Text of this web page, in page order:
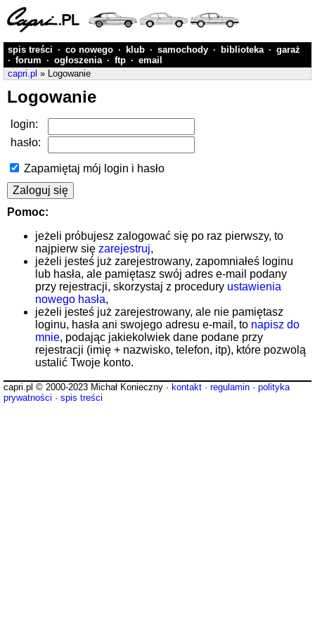
spis treści · co nowego · klub · samochody · biblioteka · garaż
· forum · ogłoszenia · ftp · email
capri.pl » Logowanie
Logowanie
login:
hasło:
Zapamiętaj mój login i hasło
Pomoc:
jeżeli próbujesz zalogować się po raz pierwszy, to
najpierw się zarejestruj,
jeżeli jesteś już zarejestrowany, zapomniałeś loginu
lub hasła, ale pamiętasz swój adres e-mail podany
przy rejestracji, skorzystaj z procedury ustawienia
nowego hasła,
jeżeli jesteś już zarejestrowany, ale nie pamiętasz
loginu, hasła ani swojego adresu e-mail, to napisz do
mnie, podając jakiekolwiek dane podane przy
rejestracji (imię + nazwisko, telefon, itp), które pozwolą
ustalić Twoje konto.
capri.pl © 2000-2023 Michał Konieczny · kontakt · regulamin · polityka
prywatności · spis treści